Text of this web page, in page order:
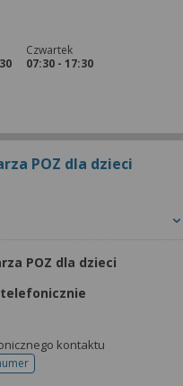
Czwartek
07:30 - 17:30
POZ dla dzieci
POZ dla dzieci
kontaktu
do rejestracji